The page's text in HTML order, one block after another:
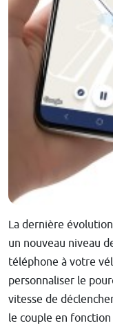
La dernière
un nouveau niveau
téléphone à votre
personnaliser le
vitesse de
le couple en